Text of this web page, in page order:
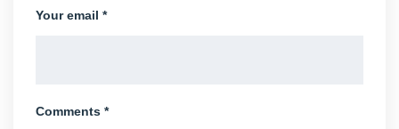
Your email *
Comments *